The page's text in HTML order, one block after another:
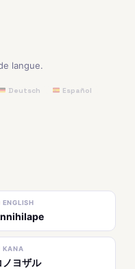
langue.
Deutsch
Español
ENGLISH
KANA
ノヨザル